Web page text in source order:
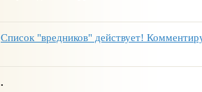
Список "вредников" действует!
.